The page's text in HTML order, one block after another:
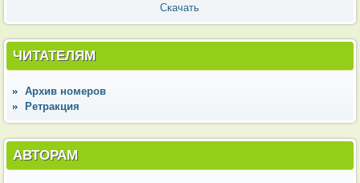
Скачать
ЧИТАТЕЛЯМ
Архив номеров
Ретракция
АВТОРАМ